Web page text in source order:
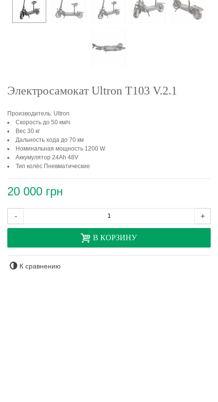
Электросамокат Ultron T103 V.2.1
Производитель: Ultron
Скорость до 50 км/ч
Вес 30 кг
Дальность хода до 70 км
Номинальная мощность 1200 W
Аккумулятор 24Ah 48V
Тип колёс Пневматические
20 000 грн
- +
В КОРЗИНУ
К сравнению